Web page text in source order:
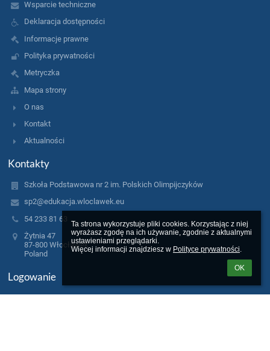
Ta strona wykorzystuje pliki cookies. Korzystając z niej
wyrażasz zgodę na ich używanie, zgodnie z aktualnymi
ustawieniami przeglądarki.
Więcej informacji znajdziesz w Polityce prywatności.
OK
Wsparcie techniczne
Deklaracja dostępności
Informacje prawne
Polityka prywatności
Metryczka
Mapa strony
O nas
Kontakt
Aktualności
Kontakty
Szkoła Podstawowa nr 2 im. Polskich Olimpijczyków
sp2@edukacja.wloclawek.eu
54 233 81 63
Żytnia 47
87-800 Włocławek
Poland
Logowanie
Nazwa użytkownika: